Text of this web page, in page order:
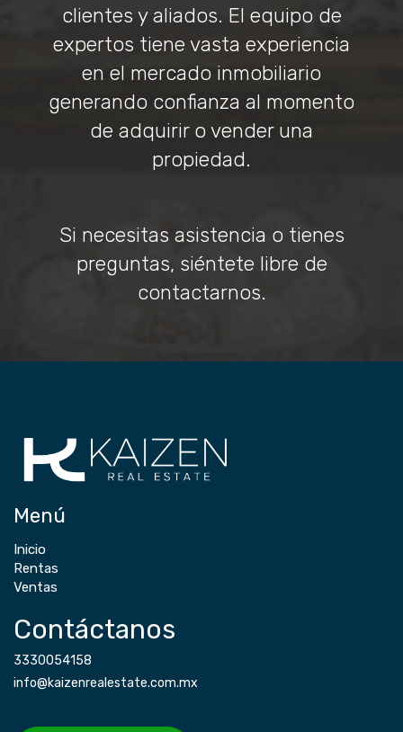
clientes y aliados. El equipo de
expertos tiene vasta experiencia
en el mercado inmobiliario
generando confianza al momento
de adquirir o vender una
propiedad.
Si necesitas asistencia o tienes
preguntas, siéntete libre de
contactarnos.
Menú
Inicio
Rentas
Ventas
Contáctanos
3330054158
info@kaizenrealestate.com.mx